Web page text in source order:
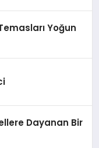
Yoğun
Dayanan Bir